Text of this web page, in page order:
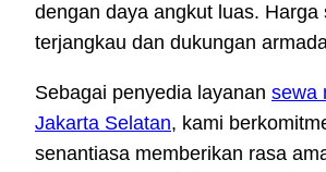
dengan daya angkut luas. Harga
terjangkau dan dukungan
Sebagai penyedia layanan sewa
Jakarta Selatan, kami
senantiasa memberikan rasa